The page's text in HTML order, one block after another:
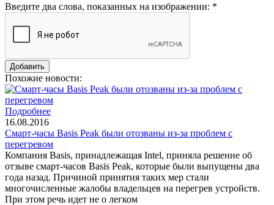
Введите два слова, показанных на изображении: *
Похожие новости:
Подробнее
16.08.2016
Смарт-часы Basis Peak были отозваны из-за проблем с
перегревом
Компания Basis, принадлежащая Intel, приняла решение об
отзыве смарт-часов Basis Peak, которые были выпущены два
года назад. Причиной принятия таких мер стали
многочисленные жалобы владельцев на перегрев устройств.
При этом речь идет не о легком